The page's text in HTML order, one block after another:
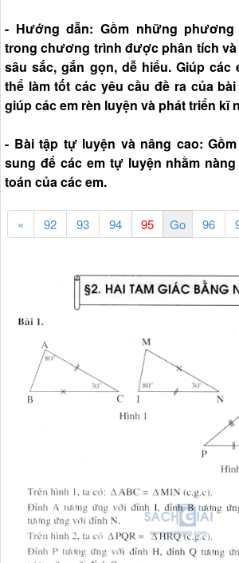
- Hướng dẫn: Gồm những
trong chương trình được phân tích và
sâu sắc, gắn gọn, dễ hiểu. Giúp
thể làm tốt các yêu cầu đề ra của
giúp các em rèn luyện và phát triển kĩ
- Bài tập tự luyện và nâng cao:
sung để các em tự luyện nhằm
toán của các em.
« 92 93 94 96